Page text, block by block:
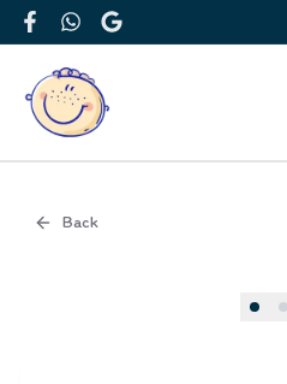
FacebookWhatsApp
Google
Back